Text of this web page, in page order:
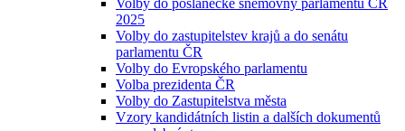
Volby do poslanecké sněmovny parlamentu ČR
2025
Volby do zastupitelstev krajů a do senátu
parlamentu ČR
Volby do Evropského parlamentu
Volba prezidenta ČR
Volby do Zastupitelstva města
Vzory kandidátních listin a dalších dokumentů